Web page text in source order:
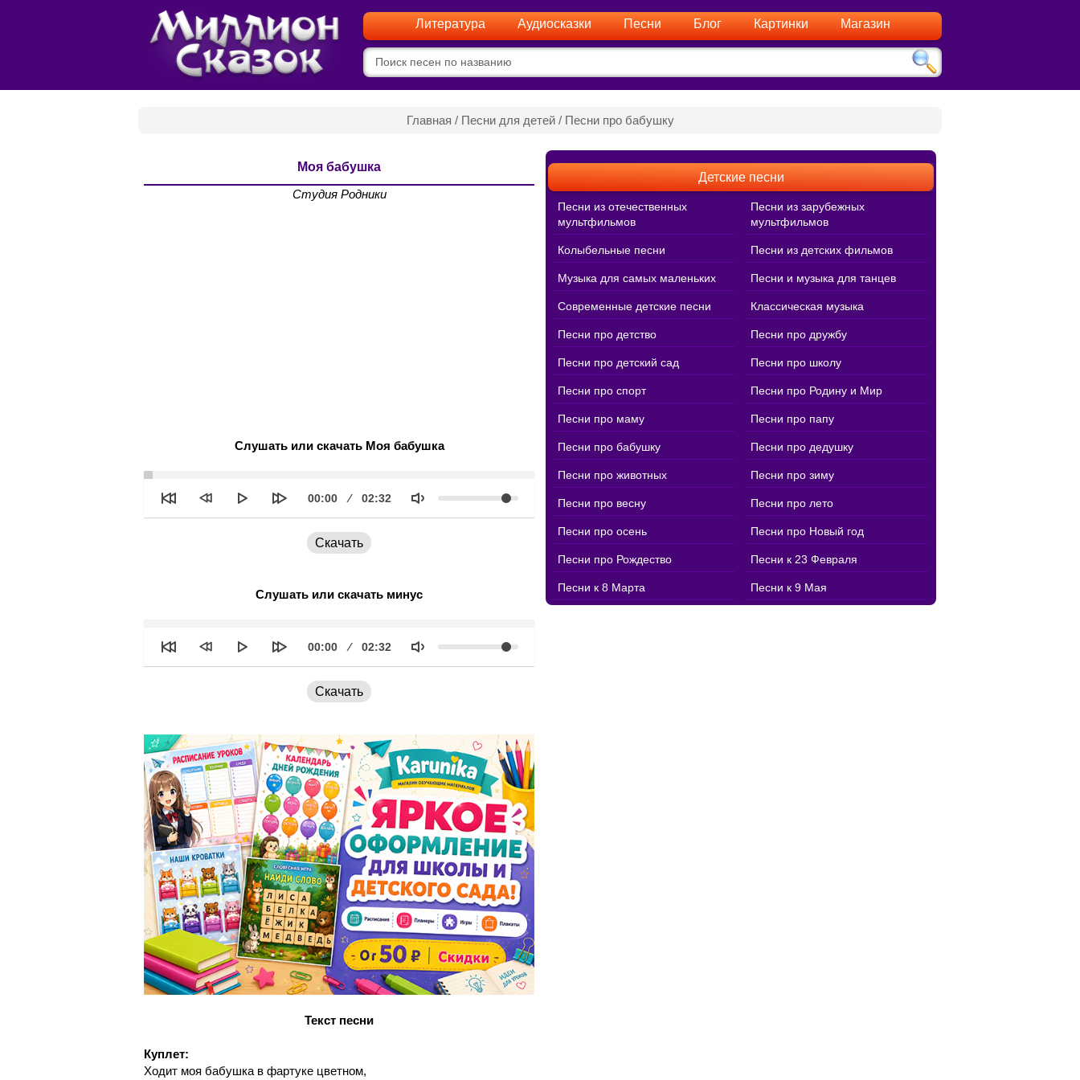
Литература Аудиосказки Песни Блог Картинки Магазин
Главная / Песни для детей/ Песни про бабушку
Моя бабушка
Студия Родники
Слушать или скачать Моя бабушка
Текущее
00:00 Продолжительность
02:32 Объем
Скачать
Слушать или скачать минус
Текущее
00:00 Продолжительность
02:32 Объем
Скачать
Текст песни
Куплет:
Ходит моя бабушка в фартуке цветном,
Детские песни
Песни из отечественных
мультфильмов
Песни из зарубежных
мультфильмов
Колыбельные песни Песни из детских фильмов
Музыка для самых маленьких Песни и музыка для танцев
Современные детские песни Классическая музыка
Песни про детство Песни про дружбу
Песни про детский сад Песни про школу
Песни про спорт Песни про Родину и Мир
Песни про маму Песни про папу
Песни про бабушку Песни про дедушку
Песни про животных Песни про зиму
Песни про весну Песни про лето
Песни про осень Песни про Новый год
Песни про Рождество Песни к 23 Февраля
Песни к 8 Марта Песни к 9 Мая